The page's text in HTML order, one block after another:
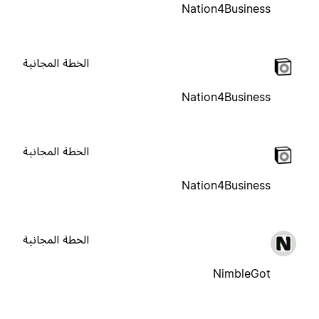
Nation4Business
Nation4Business
الخطة المجانية
Nation4Business
الخطة المجانية
NimbleGot
الخطة المجانية